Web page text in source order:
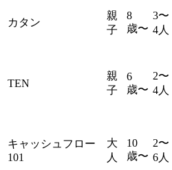
カタン
親
子
8
歳〜
3〜
4人
TEN
親
子
6
歳〜
2〜
4人
キャッシュフロー
101
大
人
10
歳〜
2〜
6人